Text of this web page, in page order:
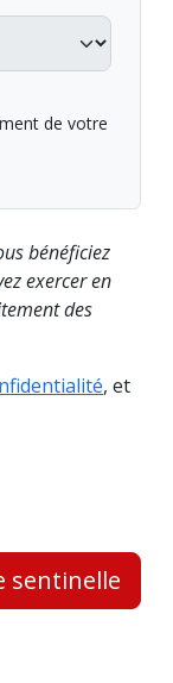
de votre
bénéficiez
exercer en
des
, et
sentinelle